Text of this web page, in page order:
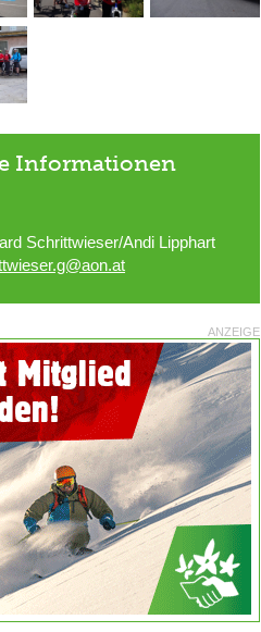
Informationen
Schrittwieser/Andi Lipphart
ANZEIGE